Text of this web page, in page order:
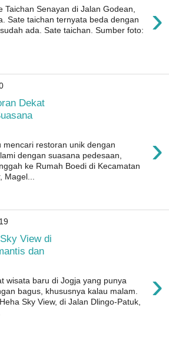
›
Taichan Senayan di Jalan Godean,
Sate taichan ternyata beda dengan
ada. Sate taichan. Sumber foto:
Dekat
›
mencari restoran unik dengan
dengan suasana pedesaan,
ke Rumah Boedi di Kecamatan
Magel...
View di
dan
›
wisata baru di Jogja yang punya
bagus, khususnya kalau malam.
Sky View, di Jalan Dlingo-Patuk,